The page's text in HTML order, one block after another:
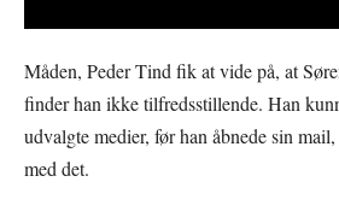
Måden, Peder Tind fik at vide på, at
finder han ikke tilfredsstillende. Han
udvalgte medier, før han åbnede sin
med det.